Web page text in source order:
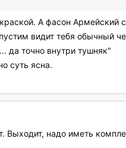
А фасон Армейский
видит тебя обычный
да точно внутри тушняк"
суть ясна.
Выходит, надо иметь